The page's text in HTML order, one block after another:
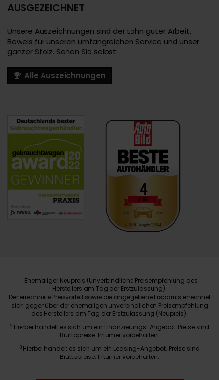
AUSGEZEICHNET
Unsere Auszeichnungen sind der Lohn guter Arbeit,
Beweis für unseren umfangreichen Service und unser
ganzer Stolz. Sehen Sie selbst:
Alle Auszeichnungen
1 Ehemaliger Neupreis (Unverbindliche Preisempfehlung des
Herstellers am Tag der Erstzulassung).
Der errechnete Preisvorteil sowie die angegebene Ersparnis errechnet
sich gegenüber der ehemaligen unverbindlichen Preisempfehlung
des Herstellers am Tag der Erstzulassung (Neupreis).
2 Hierbei handelt es sich um ein Finanzierungs-Angebot. Preise sind
Bruttopreise. Irrtümer vorbehalten.
3 Hierbei handelt es sich um ein Leasing-Angebot. Preise sind
Bruttopreise. Irrtümer vorbehalten.